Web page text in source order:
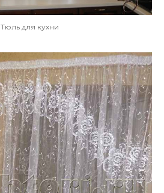
Тюль для кухни